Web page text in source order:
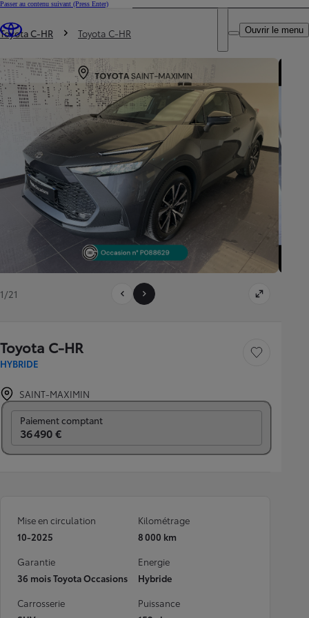
Passer au contenu suivant (Press Enter)
Trouvez un partenaire Toyota
DEALER NAME
Ouvrir le menu
Vous êtes ici
Toyota C-HR Toyota C-HR
1/21
Toyota C-HR
HYBRIDE
Sauvegarder le
SAINT-MAXIMIN
Paiement comptant
36 490 €
Mise en circulation
10-2025
Kilométrage
8 000 km
Garantie
36 mois Toyota Occasions
Energie
Hybride
Carrosserie
Puissance